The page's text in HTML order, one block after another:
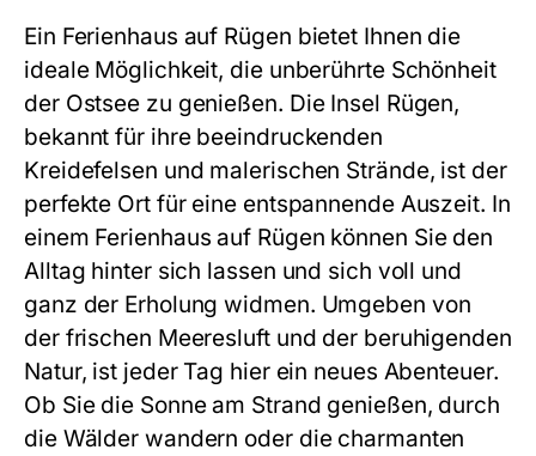
Ein Ferienhaus auf Rügen bietet Ihnen die
ideale Möglichkeit, die unberührte Schönheit
der Ostsee zu genießen. Die Insel Rügen,
bekannt für ihre beeindruckenden
Kreidefelsen und malerischen Strände, ist der
perfekte Ort für eine entspannende Auszeit. In
einem Ferienhaus auf Rügen können Sie den
Alltag hinter sich lassen und sich voll und
ganz der Erholung widmen. Umgeben von
der frischen Meeresluft und der beruhigenden
Natur, ist jeder Tag hier ein neues Abenteuer.
Ob Sie die Sonne am Strand genießen, durch
die Wälder wandern oder die charmanten